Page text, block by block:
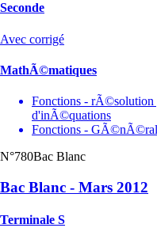
Seconde
Avec corrigé
MathÃ©matiques
Fonctions -
d'inÃ©quations
Fonctions -
N°780Bac Blanc
Bac Blanc - Mars 2012
Terminale S